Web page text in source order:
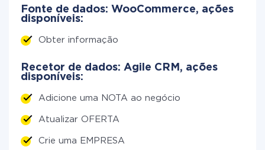
Fonte de dados: WooCommerce, ações
disponíveis:
Obter informação
Recetor de dados: Agile CRM, ações
disponíveis:
Adicione uma NOTA ao negócio
Atualizar OFERTA
Crie uma EMPRESA